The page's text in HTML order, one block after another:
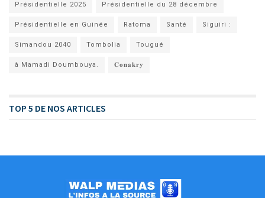
Présidentielle 2025 Présidentielle du 28 décembre
Présidentielle en Guinée Ratoma Santé Siguiri :
Simandou 2040 Tombolia Tougué
à Mamadi Doumbouya. 𝐂𝐨𝐧𝐚𝐤𝐫𝐲
TOP 5 DE NOS ARTICLES